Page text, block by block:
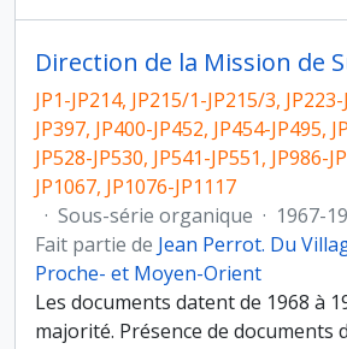
Direction de la Mission de
JP1-JP214, JP215/1-JP215/3,
JP397, JP400-JP452, JP454-JP495,
JP528-JP530, JP541-JP551, JP986-
JP1067, JP1076-JP1117
· Sous-série organique · 1967-
Fait partie de Jean Perrot. Du
Proche- et Moyen-Orient
Les documents datent de 1968 à
majorité. Présence de documents